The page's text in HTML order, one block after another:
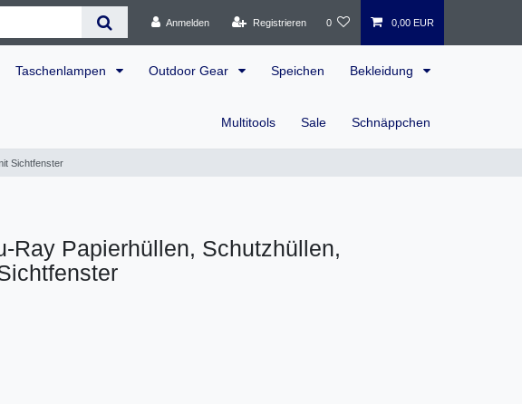
Anmelden Registrieren 0 0,00 EUR
Taschenlampen Outdoor Gear Speichen Bekleidung
Multitools Sale Schnäppchen
Sichtfenster
Ray Papierhüllen, Schutzhüllen,